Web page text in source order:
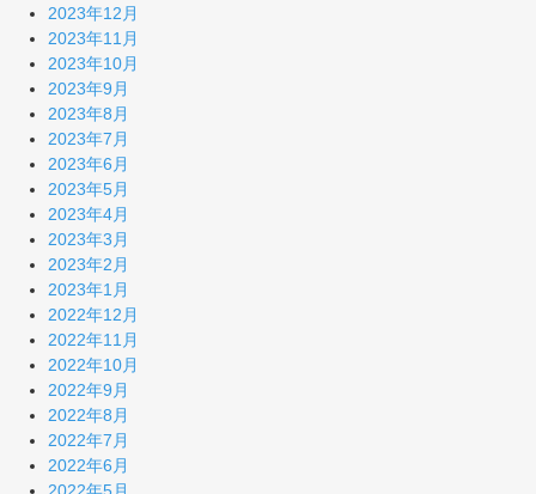
2023年12月
2023年11月
2023年10月
2023年9月
2023年8月
2023年7月
2023年6月
2023年5月
2023年4月
2023年3月
2023年2月
2023年1月
2022年12月
2022年11月
2022年10月
2022年9月
2022年8月
2022年7月
2022年6月